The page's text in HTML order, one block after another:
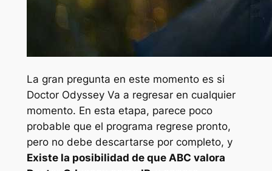
La gran pregunta en este momento es si
Doctor OdysseyVa a regresar en cualquier
momento. En esta etapa, parece poco
probable que el programa regrese pronto,
pero no debe descartarse por completo, y
Existe la posibilidad de que ABC valora